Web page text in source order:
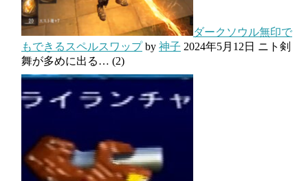
ダークソウル無印で
もできるスペルスワップby 神子 2024年5月12日 ニト剣
舞が多めに出る… (2)